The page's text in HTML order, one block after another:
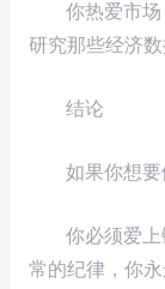
你热爱市
研究那些经济
结论
如果你想要
你必须爱
常的纪律，你